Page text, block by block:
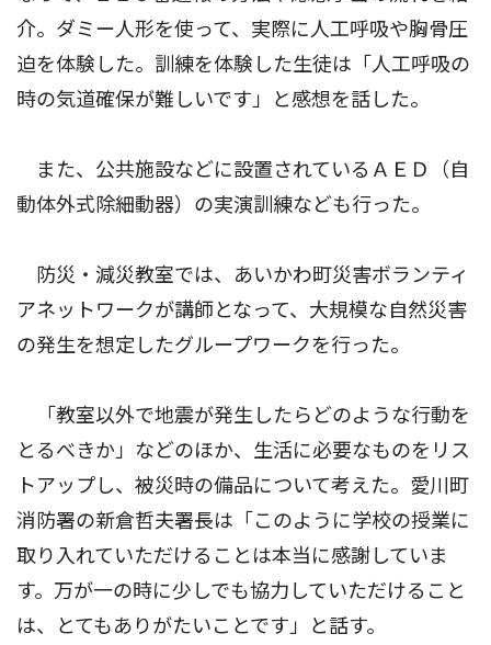
介。ダミー人形を使って、実際に人工呼吸や胸骨圧
迫を体験した。訓練を体験した生徒は「人工呼吸の
時の気道確保が難しいです」と感想を話した。
また、公共施設などに設置されているＡＥＤ（自
動体外式除細動器）の実演訓練なども行った。
防災・減災教室では、あいかわ町災害ボランティ
アネットワークが講師となって、大規模な自然災害
の発生を想定したグループワークを行った。
「教室以外で地震が発生したらどのような行動を
とるべきか」などのほか、生活に必要なものをリス
トアップし、被災時の備品について考えた。愛川町
消防署の新倉哲夫署長は「このように学校の授業に
取り入れていただけることは本当に感謝していま
す。万が一の時に少しでも協力していただけること
は、とてもありがたいことです」と話す。